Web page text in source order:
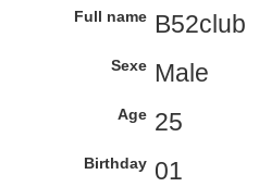
Full name B52club
Sexe Male
Age 25
Birthday 01